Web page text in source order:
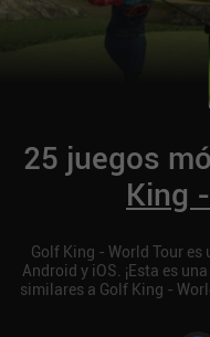
25 juegos
King
Golf King - World Tour es
Android y iOS. ¡Esta es
similares a Golf King -